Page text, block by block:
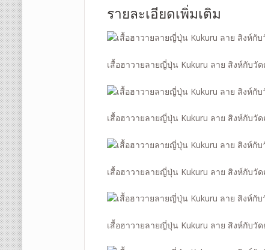
รายละเอียดเพิ่มเติม
เสื้อฮาวายลายญี่ปุ่น Kukuru ลาย สิงห์กับวั
เสื้อฮาวายลายญี่ปุ่น Kukuru ลาย สิงห์กับวั
เสื้อฮาวายลายญี่ปุ่น Kukuru ลาย สิงห์กับวั
เสื้อฮาวายลายญี่ปุ่น Kukuru ลาย สิงห์กับวั